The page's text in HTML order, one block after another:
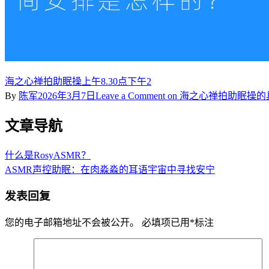
海之心禅拍助眠操上午8.30点下午2
By 陈军2026年3月7日 Leave a Comment on 海之心禅拍助眠操的
文章导航
什么是RosyASMR？
ASMR声控助眠：在肉淼淼的耳语宇宙中寻找安宁
发表回复
您的电子邮箱地址不会被公开。 必填项已用 *标注